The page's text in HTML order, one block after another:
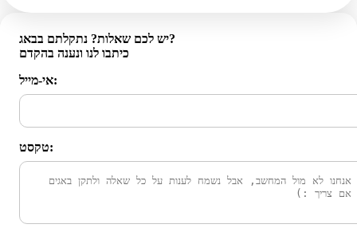
יש לכם שאלות? נתקלתם בבאג?
כיתבו לנו ונענה בהקדם
אי-מייל:
טקסט: